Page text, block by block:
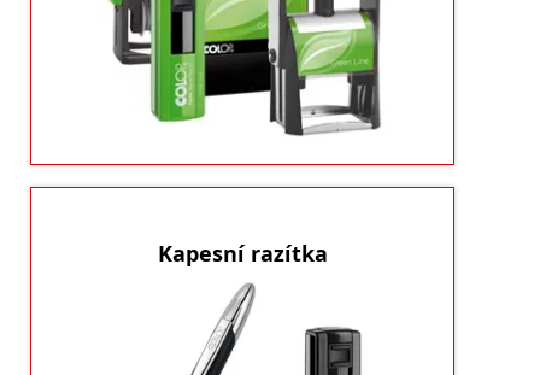
Životní prostředí nám není jedno!
Razítka Green
Line vyrábíme z materiálu, který je z 80%
recyklovatelný. A to se počítá.
ukázat produkty
Kapesní razítka